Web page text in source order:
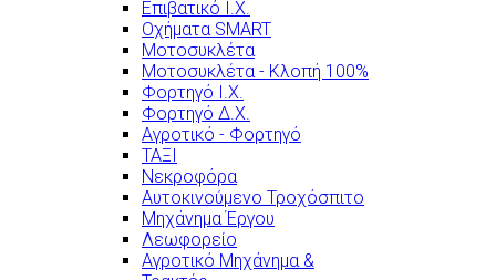
Επιβατικό Ι.Χ.
Οχήματα SMART
Μοτοσυκλέτα
Μοτοσυκλέτα - Κλοπή 100%
Φορτηγό Ι.Χ.
Φορτηγό Δ.Χ.
Αγροτικό - Φορτηγό
ΤΑΞΙ
Νεκροφόρα
Αυτοκινούμενο Τροχόσπιτο
Μηχάνημα Έργου
Λεωφορείο
Αγροτικό Μηχάνημα &